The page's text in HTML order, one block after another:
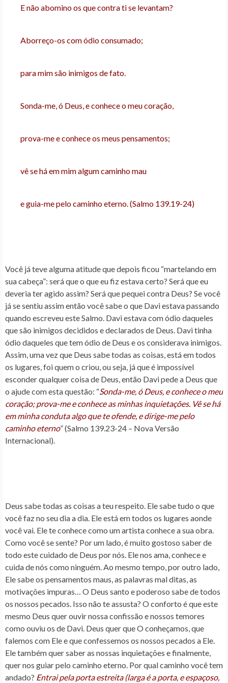
E não abomino os que contra ti se levantam?
Aborreço-os com ódio consumado;
para mim são inimigos de fato.
Sonda-me, ó Deus, e conhece o meu coração,
prova-me e conhece os meus pensamentos;
vê se há em mim algum caminho mau
e guia-me pelo caminho eterno. (Salmo 139.19-24)
Você já teve alguma atitude que depois ficou “martelando em
sua cabeça”: será que o que eu fiz estava certo? Será que eu
deveria ter agido assim? Será que pequei contra Deus? Se você
já se sentiu assim então você sabe o que Davi estava passando
quando escreveu este Salmo. Davi estava com ódio daqueles
que são inimigos decididos e declarados de Deus. Davi tinha
ódio daqueles que tem ódio de Deus e os considerava inimigos.
Assim, uma vez que Deus sabe todas as coisas, está em todos
os lugares, foi quem o criou, ou seja, já que é impossível
esconder qualquer coisa de Deus, então Davi pede a Deus que
o ajude com esta questão: “Sonda-me, ó Deus, e conhece o meu
coração; prova-me e conhece as minhas inquietações. Vê se há
em minha conduta algo que te ofende, e dirige-me pelo
caminho eterno” (Salmo 139.23-24 – Nova Versão
Internacional).
Deus sabe todas as coisas a teu respeito. Ele sabe tudo o que
você faz no seu dia a dia. Ele está em todos os lugares aonde
você vai. Ele te conhece como um artista conhece a sua obra.
Como você se sente? Por um lado, é muito gostoso saber de
todo este cuidado de Deus por nós. Ele nos ama, conhece e
cuida de nós como ninguém. Ao mesmo tempo, por outro lado,
Ele sabe os pensamentos maus, as palavras mal ditas, as
motivações impuras… O Deus santo e poderoso sabe de todos
os nossos pecados. Isso não te assusta? O conforto é que este
mesmo Deus quer ouvir nossa confissão e nossos temores
como ouviu os de Davi. Deus quer que O conheçamos, que
falemos com Ele e que confessemos os nossos pecados a Ele.
Ele também quer saber as nossas inquietações e finalmente,
quer nos guiar pelo caminho eterno. Por qual caminho você tem
andado? Entrai pela porta estreita (larga é a porta, e espaçoso,